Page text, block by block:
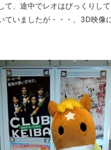
て、途中でレオはびっくりし
ていましたが・・・、3D映像